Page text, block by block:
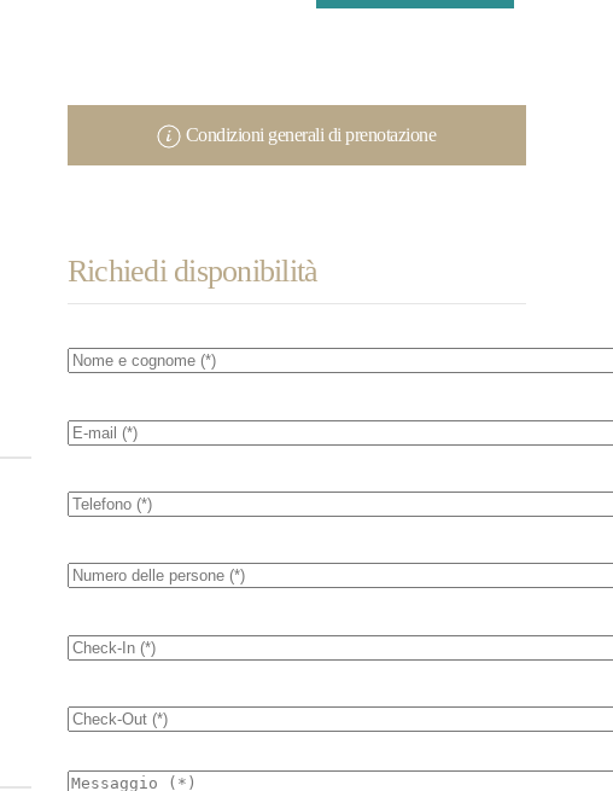
Condizioni generali di prenotazione
Richiedi disponibilità